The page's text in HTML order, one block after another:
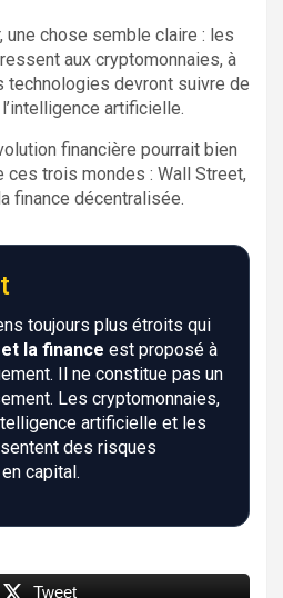
une chose semble claire : les
aux cryptomonnaies, à
technologies devront suivre de
artificielle.
financière pourrait bien
ces trois mondes : Wall Street,
finance décentralisée.
toujours plus étroits qui
et la finance est proposé à
Il ne constitue pas un
Les cryptomonnaies,
artificielle et les
des risques
capital.
Tweet